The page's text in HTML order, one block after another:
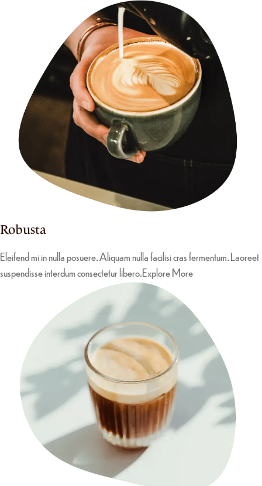
Robusta
Eleifend mi in nulla posuere. Aliquam nulla facilisi cras fermentum. Laoreet
suspendisse interdum consectetur libero.Explore More